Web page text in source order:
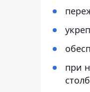
при